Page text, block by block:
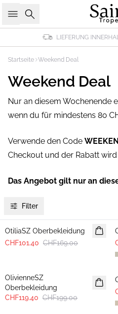
Suche
LIEFERUNG
Startseite Weekend Deal
Weekend Deal
Nur an diesem Wochenende
wenn du für mindestens 80
Verwende den Code
Checkout und der Rabatt
Das Angebot gilt nur an
Filter
-40%
OtiliaSZ Oberbekleidung
CHF101.40 CHF169.00
OlivienneSZ
Oberbekleidung
CHF119.40 CHF199.00